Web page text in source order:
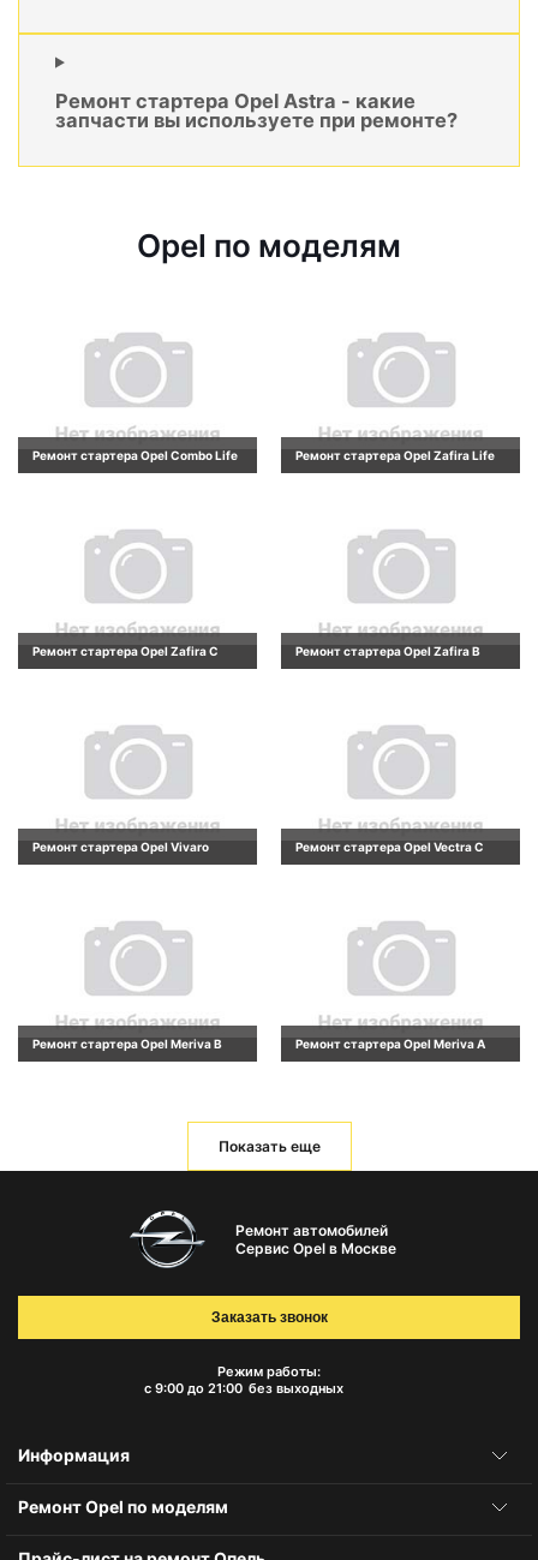
Ремонт стартера Opel Astra - какие
запчасти вы используете при ремонте?
Opel по моделям
Ремонт стартера Opel Combo Life Ремонт стартера Opel Zafira Life
Ремонт стартера Opel Zafira C Ремонт стартера Opel Zafira B
Ремонт стартера Opel Vivaro Ремонт стартера Opel Vectra C
Ремонт стартера Opel Meriva B Ремонт стартера Opel Meriva A
Показать еще
Ремонт автомобилей
Сервис Opel в Москве
Режим работы:
с 9:00 до 21:00 без выходных
Заказать звонок
Информация
Ремонт Opel по моделям